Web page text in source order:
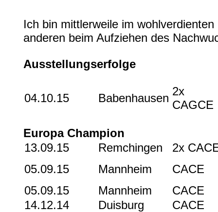
Ich bin mittlerweile im
anderen beim Aufziehen des
Ausstellungserfolge
04.10.15 Babenhausen
2x
CAGCE
Europa Champion
13.09.15
Remchingen
2x
05.09.15
Mannheim
CACE
05.09.15
Mannheim
CACE
14.12.14
Duisburg CACE